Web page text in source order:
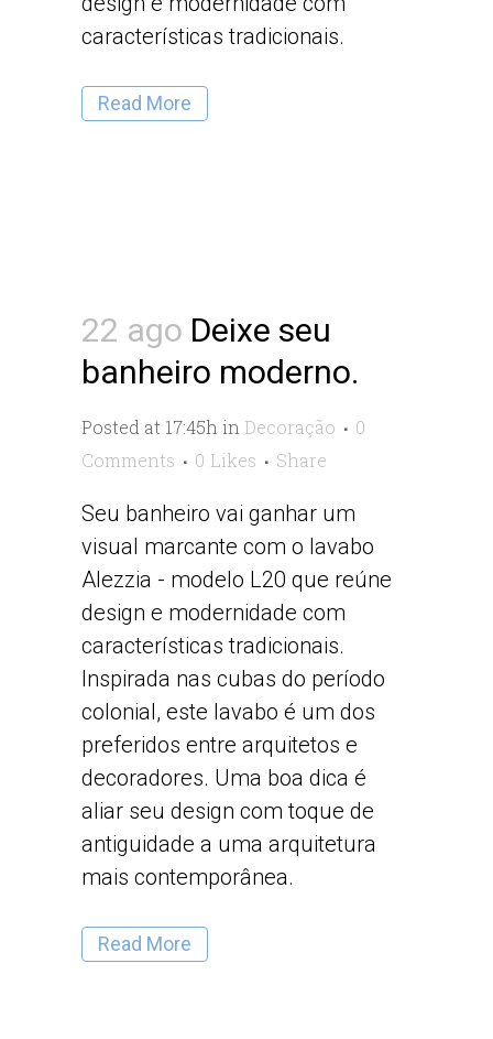
características tradicionais.
Read More
22 ago Deixe seu
banheiro moderno.
Posted at 17:45h in Decoração
0
Comments
0 Likes Share
Seu banheiro vai ganhar um
visual marcante com o lavabo
Alezzia - modelo L20 que reúne
design e modernidade com
características tradicionais.
Inspirada nas cubas do período
colonial, este lavabo é um dos
preferidos entre arquitetos e
decoradores. Uma boa dica é
aliar seu design com toque de
antiguidade a uma arquitetura
mais contemporânea.
Read More